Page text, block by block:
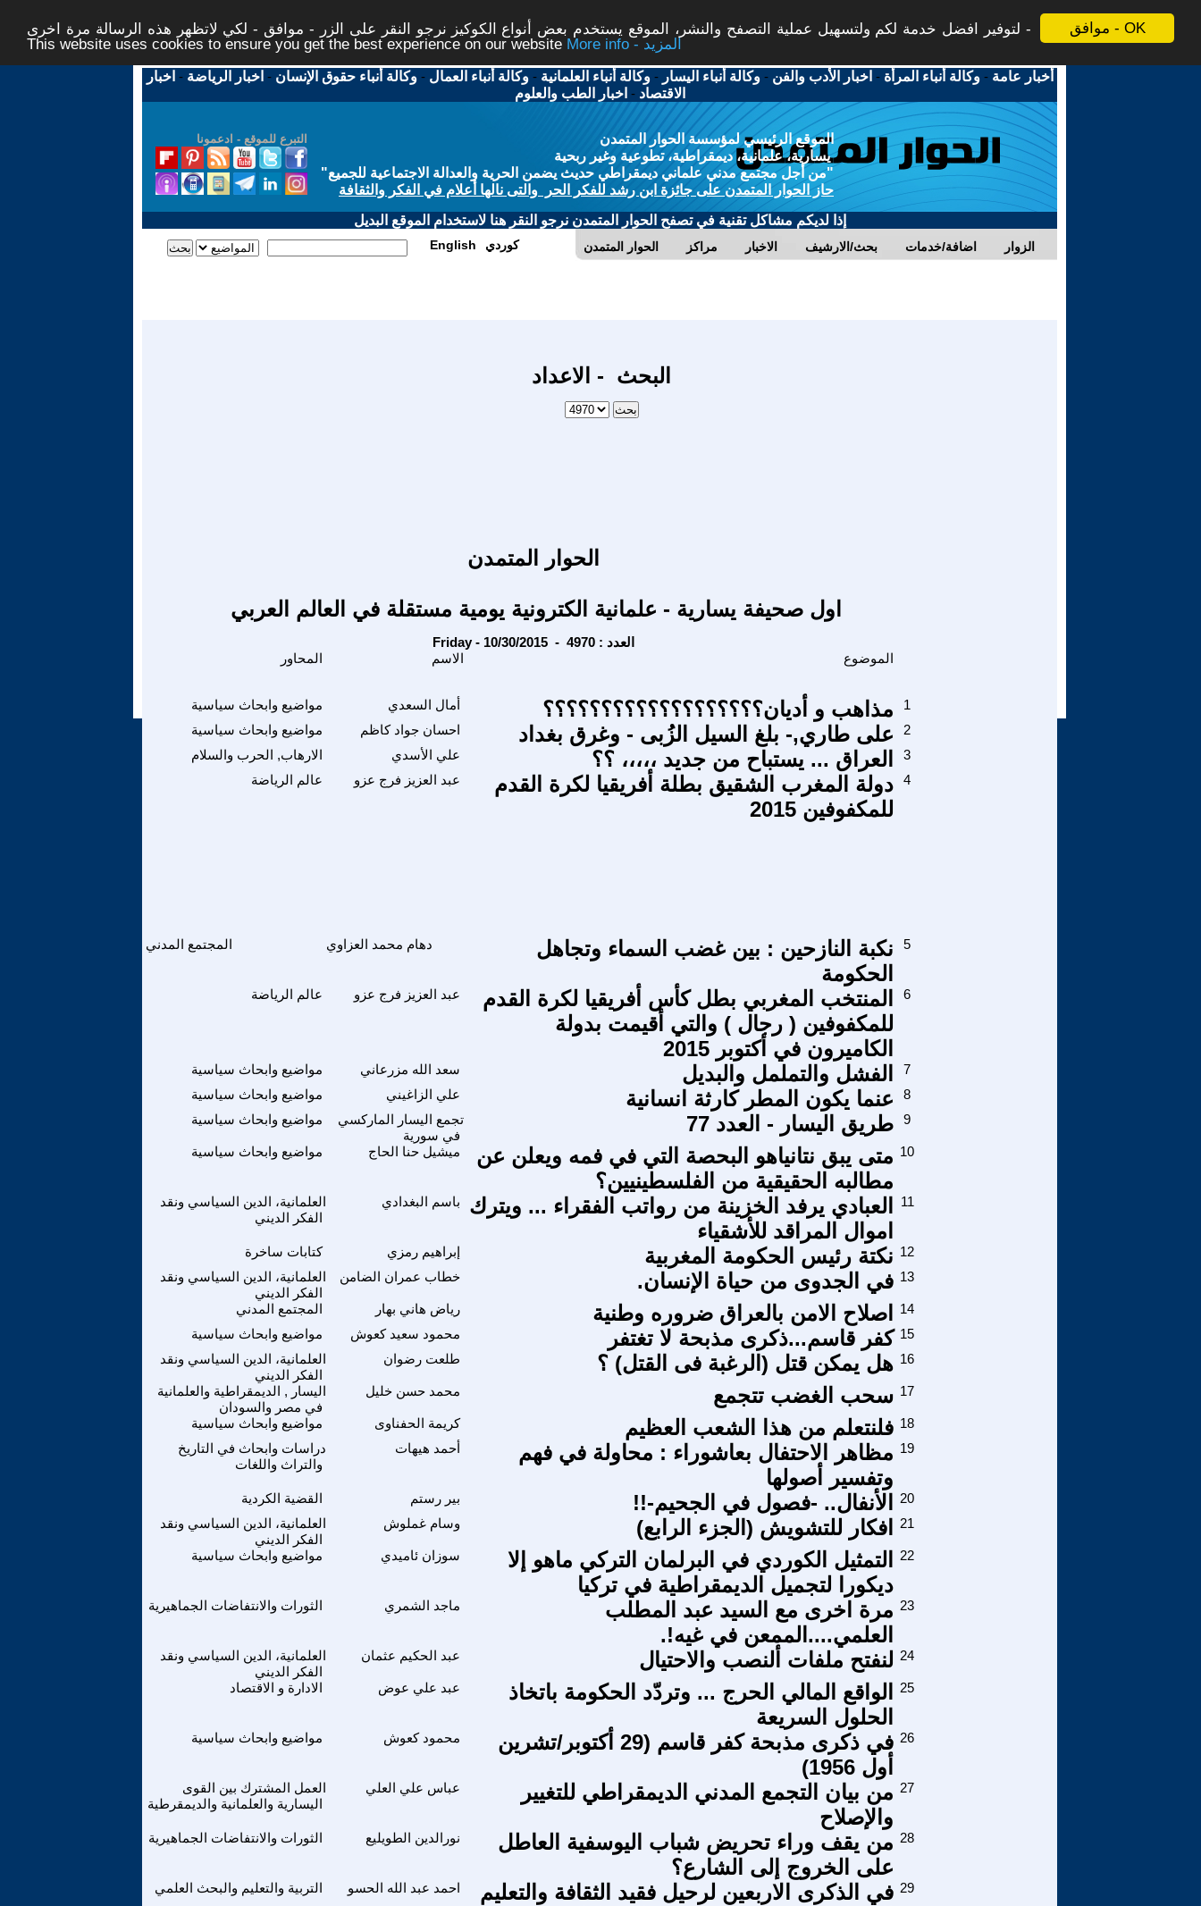
موافق - OK
لتوفير افضل خدمة لكم ولتسهيل عملية التصفح والنشر، الموقع يستخدم بعض أنواع الكوكيز نرجو النقر على الزر - موافق - لكي لاتظهر هذه الرسالة مرة اخرى -
This website uses cookies to ensure you get the best experience on our website
More info - المزيد
أخبار عامة -وكالة أنباء المرأة - اخبار الأدب والفن -وكالة أنباء اليسار -وكالة أنباء العلمانية -وكالة أنباء العمال -وكالة أنباء حقوق الإنسان - اخبار الرياضة - اخبار
الاقتصاد - اخبار الطب والعلوم
التبرع للموقع - ادعمونا
الموقع الرئيسي لمؤسسة الحوار المتمدن
يسارية، علمانية، ديمقراطية، تطوعية وغير ربحية
"من أجل مجتمع مدني علماني ديمقراطي حديث يضمن الحرية والعدالة الاجتماعية للجميع"
حاز الحوار المتمدن على جائزة ابن رشد للفكر الحر والتى نالها أعلام في الفكر والثقافة
إذا لديكم مشاكل تقنية في تصفح الحوار المتمدن نرجو النقر هنا لاستخدام الموقع البديل
الحوار المتمدن مراكز الاخبار بحث/الارشيف اضافة/خدمات الزوار English كوردي
البحث - الاعداد
الحوار المتمدن
اول صحيفة يسارية - علمانية الكترونية يومية مستقلة في العالم العربي
Friday - 10/30/2015 - العدد : 4970
الاسم الموضوع
مواضيع وابحاث سياسية أمال السعدي مذاهب و أديان؟؟؟؟؟؟؟؟؟؟؟؟؟؟؟؟؟؟؟
1
مواضيع وابحاث سياسية
احسان جواد كاظم على طاري,- بلغ السيل الزُبى - وغرق بغداد
2
الارهاب, الحرب والسلام
علي الأسدي العراق ... يستباح من جديد ،،،،، ؟؟
3
عالم الرياضة
عبد العزيز فرج عزو
دولة المغرب الشقيق بطلة أفريقيا لكرة القدم
للمكفوفين 2015
4
المجتمع المدني دهام محمد العزاوي
نكبة النازحين : بين غضب السماء وتجاهل
الحكومة
5
عالم الرياضة عبد العزيز فرج عزو
المنتخب المغربي بطل كأس أفريقيا لكرة القدم
للمكفوفين ( رجال ) والتي أقيمت بدولة
الكاميرون في أكتوبر 2015
6
مواضيع وابحاث سياسية سعد الله مزرعاني الفشل والتململ والبديل
7
مواضيع وابحاث سياسية
علي الزاغيني عنما يكون المطر كارثة انسانية
8
مواضيع وابحاث سياسية
تجمع اليسار الماركسي
في سورية
طريق اليسار - العدد 77 9
مواضيع وابحاث سياسية ميشيل حنا الحاج
متى يبق نتانياهو البحصة التي في فمه ويعلن عن
مطالبه الحقيقية من الفلسطينيين؟
10
العلمانية، الدين السياسي ونقد
الفكر الديني
باسم البغدادي
العبادي يرفد الخزينة من رواتب الفقراء ... ويترك
اموال المراقد للأشقياء
11
كتابات ساخرة إبراهيم رمزي نكتة رئيس الحكومة المغربية 12
العلمانية، الدين السياسي ونقد
الفكر الديني
خطاب عمران الضامن في الجدوى من حياة الإنسان. 13
المجتمع المدني رياض هاني بهار اصلاح الامن بالعراق ضروره وطنية
14
مواضيع وابحاث سياسية
محمود سعيد كعوش كفر قاسم...ذكرى مذبحة لا تغتفر 15
العلمانية، الدين السياسي ونقد
الفكر الديني
طلعت رضوان هل يمكن قتل (الرغبة فى القتل) ؟ 16
اليسار , الديمقراطية والعلمانية
في مصر والسودان
محمد حسن خليل سحب الغضب تتجمع 17
مواضيع وابحاث سياسية كريمة الحفناوى فلنتعلم من هذا الشعب العظيم 18
دراسات وابحاث في التاريخ
والتراث واللغات
أحمد هيهات
مظاهر الاحتفال بعاشوراء : محاولة في فهم
وتفسير أصولها
19
القضية الكردية بير رستم الأنفال.. -فصول في الجحيم-!!
20
العلمانية، الدين السياسي ونقد
الفكر الديني
وسام غملوش افكار للتشويش (الجزء الرابع) 21
مواضيع وابحاث سياسية سوزان ئاميدي
التمثيل الكوردي في البرلمان التركي ماهو إلا
ديكورا لتجميل الديمقراطية في تركيا
22
الثورات والانتفاضات الجماهيرية ماجد الشمري
مرة اخرى مع السيد عبد المطلب
العلمي....الممعن في غيه!.
23
العلمانية، الدين السياسي ونقد
الفكر الديني
عبد الحكيم عثمان لنفتح ملفات ألنصب والاحتيال 24
الادارة و الاقتصاد عبد علي عوض
الواقع المالي الحرج ... وتردّد الحكومة باتخاذ
الحلول السريعة
25
مواضيع وابحاث سياسية محمود كعوش
في ذكرى مذبحة كفر قاسم (29 أكتوبر/تشرين
أول 1956)
26
العمل المشترك بين القوى
اليسارية والعلمانية والديمقرطية
عباس علي العلي
من بيان التجمع المدني الديمقراطي للتغيير
والإصلاح
27
الثورات والانتفاضات الجماهيرية نورالدين الطويليع
من يقف وراء تحريض شباب اليوسفية العاطل
على الخروج إلى الشارع؟
28
التربية والتعليم والبحث العلمي احمد عبد الله الحسو
في الذكرى الاربعين لرحيل فقيد الثقافة والتعليم 29